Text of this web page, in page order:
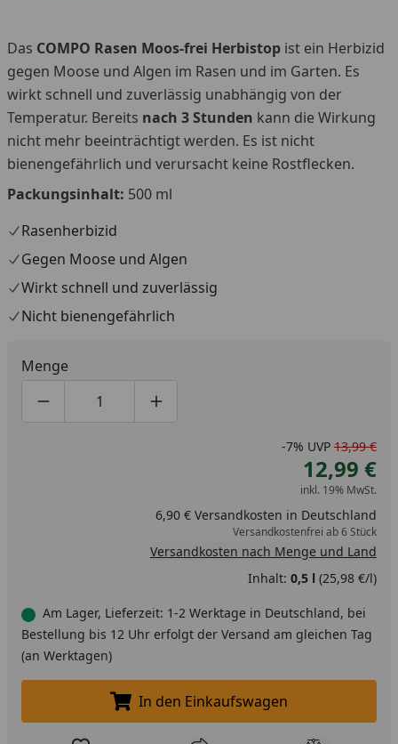
Das COMPO Rasen Moos-frei Herbistop ist ein Herbizid
gegen Moose und Algen im Rasen und im Garten. Es
wirkt schnell und zuverlässig unabhängig von der
Temperatur. Bereits nach 3 Stunden kann die Wirkung
nicht mehr beeinträchtigt werden. Es ist nicht
bienengefährlich und verursacht keine Rostflecken.
Packungsinhalt: 500 ml
Rasenherbizid
Gegen Moose und Algen
Wirkt schnell und zuverlässig
Nicht bienengefährlich
Menge
Produktmenge um eins verringern
Produktmenge manuell eingeben
Produktmenge um eins erhöhen
-7% UVP 13,99 €
12,99 €
inkl. 19% MwSt.
6,90 € Versandkosten in Deutschland
Versandkostenfrei ab 6 Stück
Versandkosten nach Menge und Land
Inhalt: 0,5 l (25,98 €/l)
Am Lager, Lieferzeit: 1-2 Werktage in Deutschland, bei
Bestellung bis 12 Uhr erfolgt der Versand am gleichen Tag
(an Werktagen)
In den Einkaufswagen legen
In den Einkaufswagen